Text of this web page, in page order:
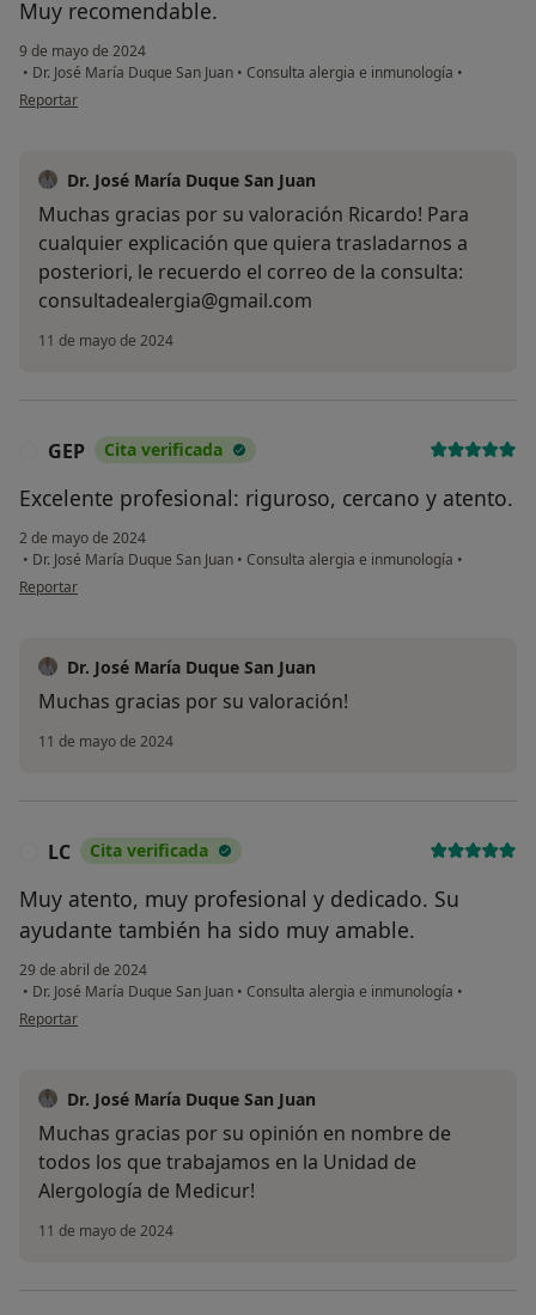
Muy recomendable.
9 de mayo de 2024
• Dr. José María Duque San Juan • Consulta alergia e inmunología •
en opinión del usuario Ricardo Melchor
Reportar
Dr. José María Duque San Juan
Muchas gracias por su valoración Ricardo! Para
cualquier explicación que quiera trasladarnos a
posteriori, le recuerdo el correo de la consulta:
consultadealergia@gmail.com
11 de mayo de 2024
GEP Cita verificada
Excelente profesional: riguroso, cercano y atento.
2 de mayo de 2024
• Dr. José María Duque San Juan • Consulta alergia e inmunología •
en opinión del usuario GEP
Reportar
Dr. José María Duque San Juan
Muchas gracias por su valoración!
11 de mayo de 2024
LC Cita verificada
Muy atento, muy profesional y dedicado. Su
ayudante también ha sido muy amable.
29 de abril de 2024
• Dr. José María Duque San Juan • Consulta alergia e inmunología •
en opinión del usuario LC
Reportar
Dr. José María Duque San Juan
Muchas gracias por su opinión en nombre de
todos los que trabajamos en la Unidad de
Alergología de Medicur!
11 de mayo de 2024